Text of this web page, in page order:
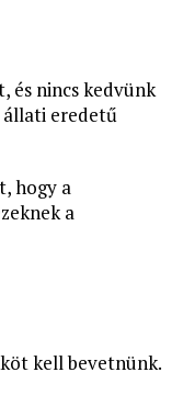
és nincs kedvünk
állati eredetű
hogy a
a
kell bevetnünk.